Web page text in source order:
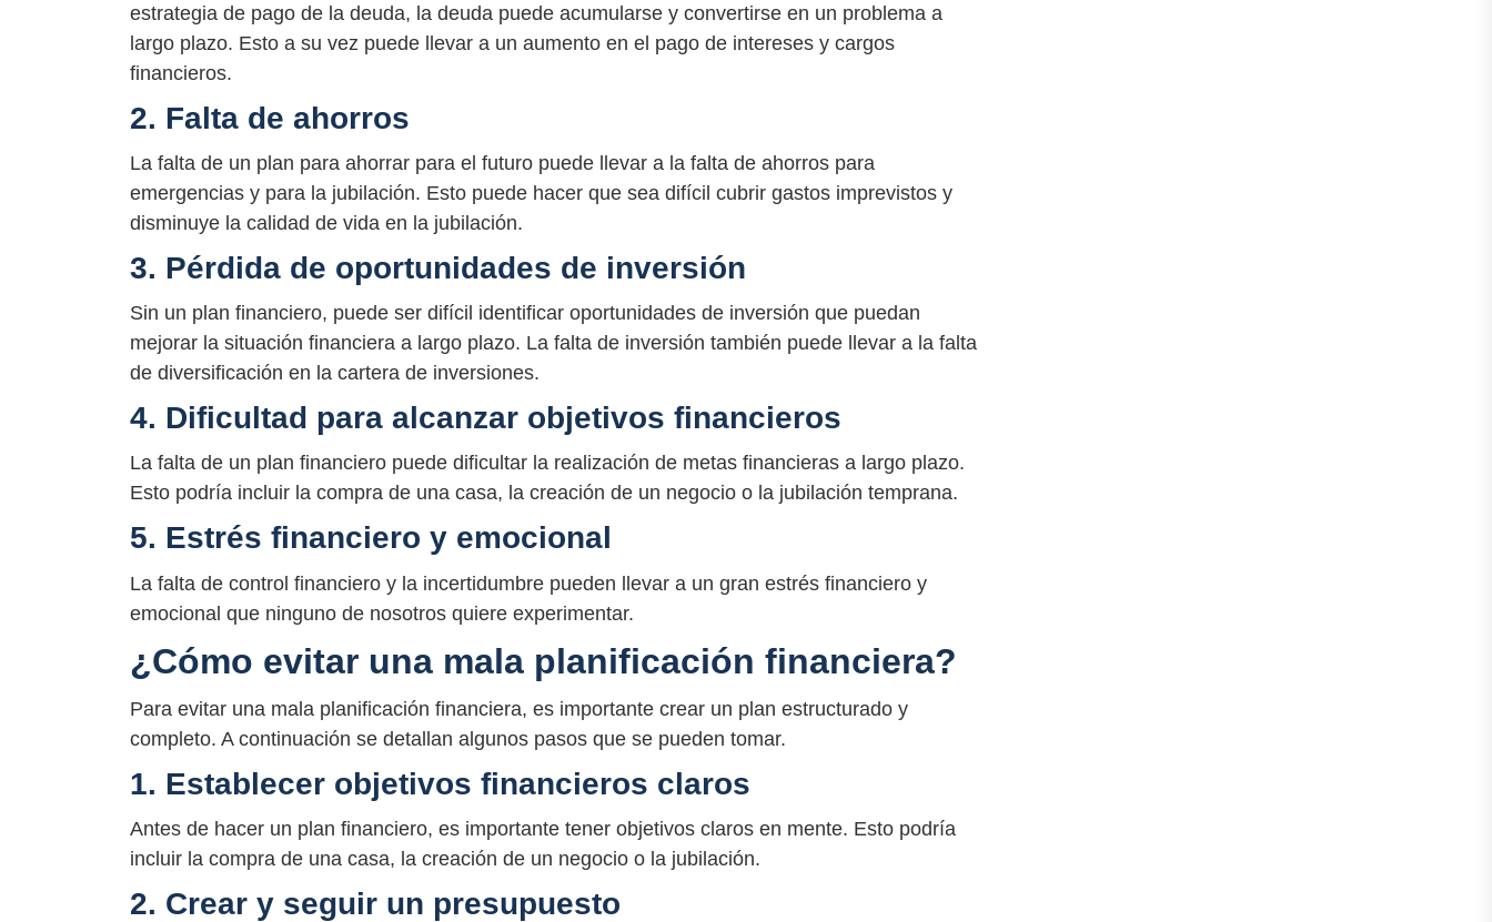
estrategia de pago de la deuda, la deuda puede acumularse y convertirse en un problema a
largo plazo. Esto a su vez puede llevar a un aumento en el pago de intereses y cargos
financieros.
2. Falta de ahorros
La falta de un plan para ahorrar para el futuro puede llevar a la falta de ahorros para
emergencias y para la jubilación. Esto puede hacer que sea difícil cubrir gastos imprevistos y
disminuye la calidad de vida en la jubilación.
3. Pérdida de oportunidades de inversión
Sin un plan financiero, puede ser difícil identificar oportunidades de inversión que puedan
mejorar la situación financiera a largo plazo. La falta de inversión también puede llevar a la falta
de diversificación en la cartera de inversiones.
4. Dificultad para alcanzar objetivos financieros
La falta de un plan financiero puede dificultar la realización de metas financieras a largo plazo.
Esto podría incluir la compra de una casa, la creación de un negocio o la jubilación temprana.
5. Estrés financiero y emocional
La falta de control financiero y la incertidumbre pueden llevar a un gran estrés financiero y
emocional que ninguno de nosotros quiere experimentar.
¿Cómo evitar una mala planificación financiera?
Para evitar una mala planificación financiera, es importante crear un plan estructurado y
completo. A continuación se detallan algunos pasos que se pueden tomar.
1. Establecer objetivos financieros claros
Antes de hacer un plan financiero, es importante tener objetivos claros en mente. Esto podría
incluir la compra de una casa, la creación de un negocio o la jubilación.
2. Crear y seguir un presupuesto